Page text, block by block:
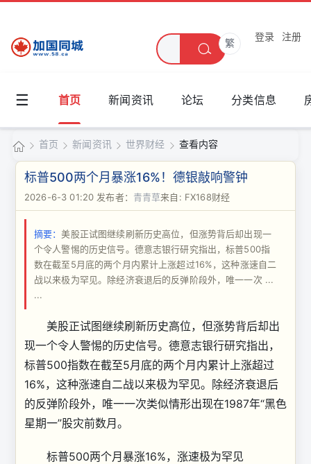
繁
登录 注册
☰ 首页 新闻资讯 论坛 分类信息
加
同
›
首页
›
新闻资讯
›
世界财经
›
查看内容
标普500两个月暴涨16%！德银敲响警钟
2026-6-3 01:20 发布者： 青青草来自: FX168财经
摘要：美股正试图继续刷新历史高位，但涨势背后却出现一
个令人警惕的历史信号。德意志银行研究指出，标普500指
数在截至5月底的两个月内累计上涨超过16%，这种涨速自二
战以来极为罕见。除经济衰退后的反弹阶段外，唯一一次 ...
...
美股正试图继续刷新历史高位，但涨势背后却出
现一个令人警惕的历史信号。德意志银行研究指出，
标普500指数在截至5月底的两个月内累计上涨超过
16%，这种涨速自二战以来极为罕见。除经济衰退后
的反弹阶段外，唯一一次类似情形出现在1987年“黑色
星期一”股灾前数月。
标普500两个月暴涨16%，涨速极为罕见